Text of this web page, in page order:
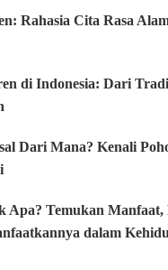
Rahasia Cita Rasa
di Indonesia: Dari
Dari Mana? Kenali
Apa? Temukan Manfaat,
dalam